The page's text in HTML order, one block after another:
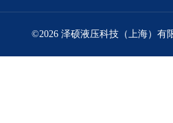
©2026 泽硕液压科技（上海）有